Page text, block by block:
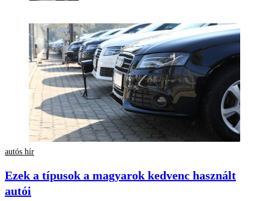
autós hír
Ezek a típusok a magyarok kedvenc használt
autói